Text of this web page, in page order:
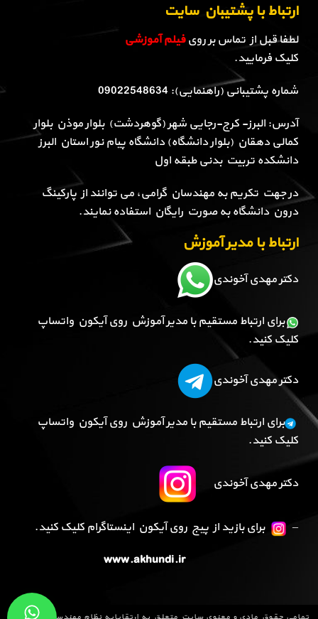
ارتباط با پشتیبان سایت
لطفا قبل از تماس بر رویفیلم آموزشی
کلیک فرمایید.
شماره پشتیبانی (راهنمایی): 09022548634
آدرس: البرز- کرج-رجایی شهر (گوهردشت) بلوار موذن بلوار
کمالی دهقان (بلوار دانشگاه) دانشگاه پیام نور استان البرز
دانشکده تربیت بدنی طبقه اول
در جهت تکریم به مهندسان گرامی، می توانند از پارکینگ
درون دانشگاه به صورت رایگان استفاده نمایند.
ارتباط با مدیر آموزش
دکتر مهدی آخوندی
برای ارتباط مستقیم با مدیر آموزش روی آیکون واتساپ
کلیک کنید.
دکتر مهدی آخوندی
برای ارتباط مستقیم با مدیر آموزش روی آیکون واتساپ
کلیک کنید.
دکتر مهدی آخوندی
–
برای بازید از پیج روی آیکون اینستاگرام کلیک کنید.
www.akhundi.ir